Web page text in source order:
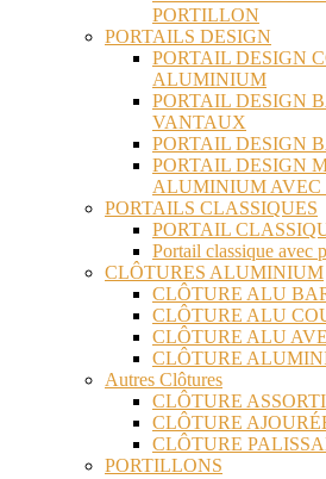
PORTILLON
PORTAILS DESIGN
PORTAIL DESIGN
ALUMINIUM
PORTAIL DESIGN
VANTAUX
PORTAIL DESIGN
PORTAIL DESIGN
ALUMINIUM AVEC
PORTAILS CLASSIQUES
PORTAIL
Portail classique avec
CLÔTURES ALUMINIUM
CLÔTURE ALU
CLÔTURE ALU
CLÔTURE ALU
CLÔTURE
Autres Clôtures
CLÔTURE
CLÔTURE
CLÔTURE
PORTILLONS